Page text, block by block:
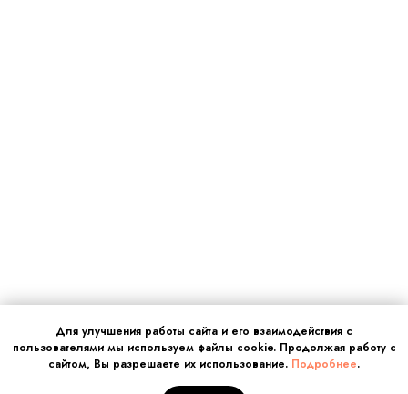
Для улучшения работы сайта и его взаимодействия с
пользователями мы используем файлы cookie. Продолжая работу с
сайтом, Вы разрешаете их использование. Подробнее.